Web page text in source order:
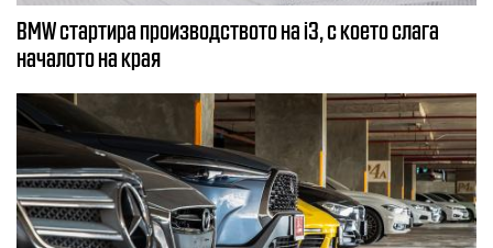
BMW стартира производството на i3, с което слага
началото на края